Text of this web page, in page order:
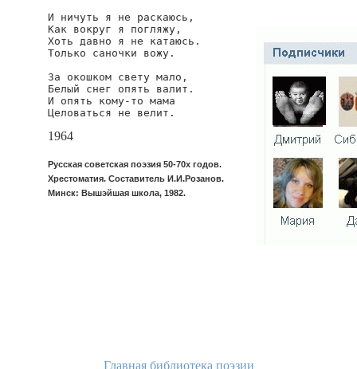
И ничуть я не раскаюсь,
Как вокруг я погляжу,
Хоть давно я не катаюсь.
Только саночки вожу.
За окошком свету мало,
Белый снег опять валит.
И опять кому-то мама
Целоваться не велит.
1964
Русская советская поэзия 50-70х годов.
Хрестоматия. Составитель И.И.Розанов.
Минск: Вышэйшая школа, 1982.
Главная библиотека поэзии